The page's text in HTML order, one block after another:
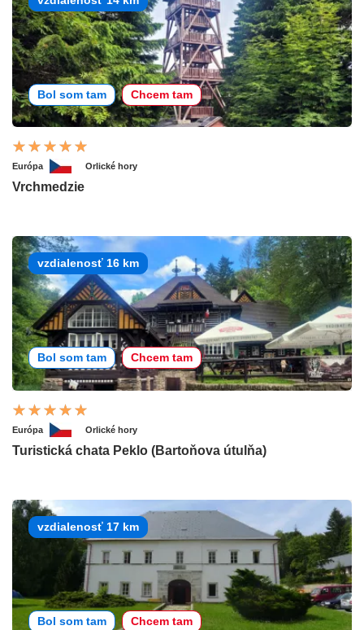
Bol som tam Chcem tam
Európa Orlické hory
Vrchmedzie
vzdialenosť 16 km
Bol som tam Chcem tam
Európa Orlické hory
Turistická chata Peklo (Bartoňova útulňa)
vzdialenosť 17 km
Bol som tam Chcem tam